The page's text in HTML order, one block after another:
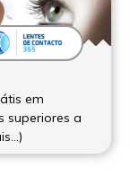
em
superiores a